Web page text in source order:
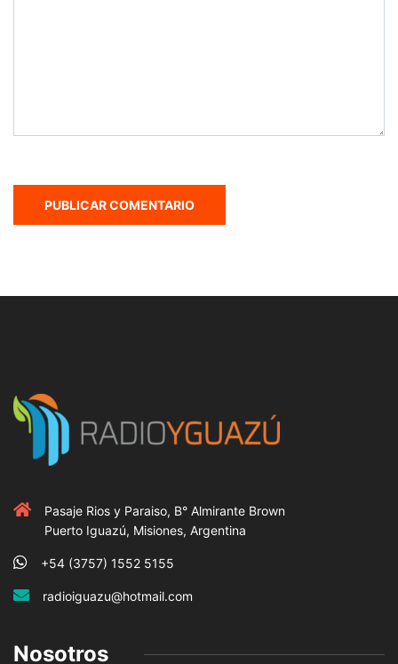
Pasaje Rios y Paraiso, B° Almirante Brown
Puerto Iguazú, Misiones, Argentina
+54 (3757) 1552 5155
radioiguazu@hotmail.com
Nosotros